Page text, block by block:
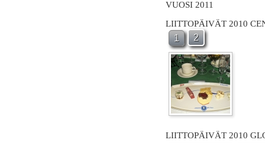
VUOSI 2011
LIITTOPÄIVÄT 2010
1 2
LIITTOPÄIVÄT 2010